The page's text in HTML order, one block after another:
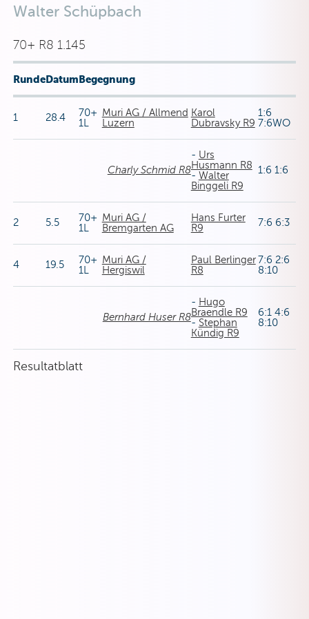
Walter Schüpbach
70+ R8 1.145
RundeDatumBegegnung
1 28.4
70+
1L
Muri AG / Allmend
Luzern
Karol
Dubravsky R9
1:6
7:6WO
Charly Schmid R8
- Urs
Husmann R8
- Walter
Binggeli R9
1:6 1:6
2 5.5
70+
1L
Muri AG /
Bremgarten AG
Hans Furter
R9
7:6 6:3
4 19.5
70+
1L
Muri AG /
Hergiswil
Paul Berlinger
R8
7:6 2:6
8:10
Bernhard Huser R8
- Hugo
Braendle R9
- Stephan
Kündig R9
6:1 4:6
8:10
Resultatblatt